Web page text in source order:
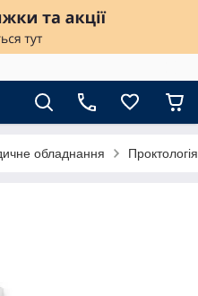
обладнання Проктологія